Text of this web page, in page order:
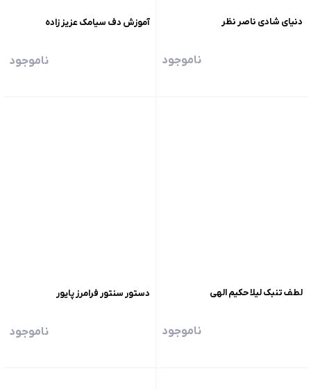
دنیای شادی ناصر نظر
ناموجود
آموزش دف سیامک عزیز زاده
ناموجود
لطف تنبک لیلا حکیم الهی
ناموجود
دستور سنتور فرامرز پایور
ناموجود